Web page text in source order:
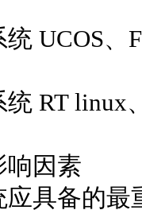
、
RT linux
因素
备的最